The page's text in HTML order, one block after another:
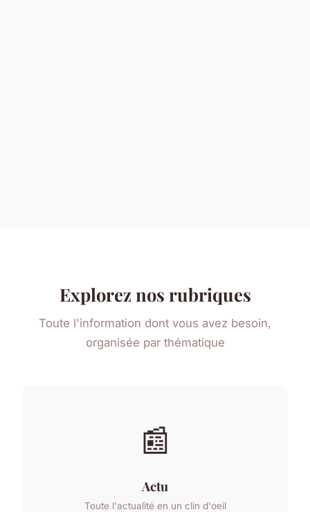
Explorez nos rubriques
Toute l'information dont vous avez besoin,
organisée par thématique
📰
Actu
Toute l'actualité en un clin d'oeil